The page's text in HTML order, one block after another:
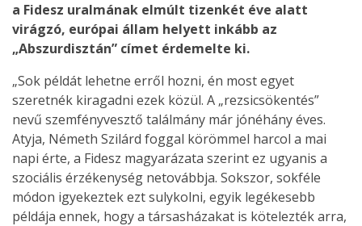
a Fidesz uralmának elmúlt tizenkét éve alatt
virágzó, európai állam helyett inkább az
„Abszurdisztán” címet érdemelte ki.
„Sok példát lehetne erről hozni, én most egyet
szeretnék kiragadni ezek közül. A „rezsicsökentés”
nevű szemfényvesztő találmány már jónéhány éves.
Atyja, Németh Szilárd foggal körömmel harcol a mai
napi érte, a Fidesz magyarázata szerint ez ugyanis a
szociális érzékenység netovábbja. Sokszor, sokféle
módon igyekeztek ezt sulykolni, egyik legékesebb
példája ennek, hogy a társasházakat is kötelezték arra,